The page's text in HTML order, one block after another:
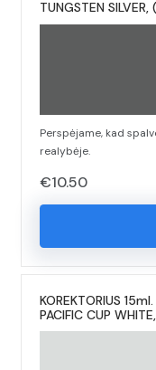
TUNGSTEN
Perspėjame, kad
realybėje.
€10.50
KOREKTORIUS
PACIFIC CUP